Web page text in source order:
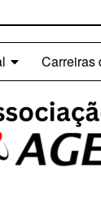
Carreiras